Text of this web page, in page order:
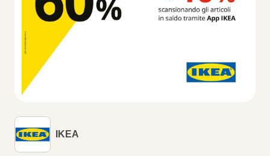
IKEA